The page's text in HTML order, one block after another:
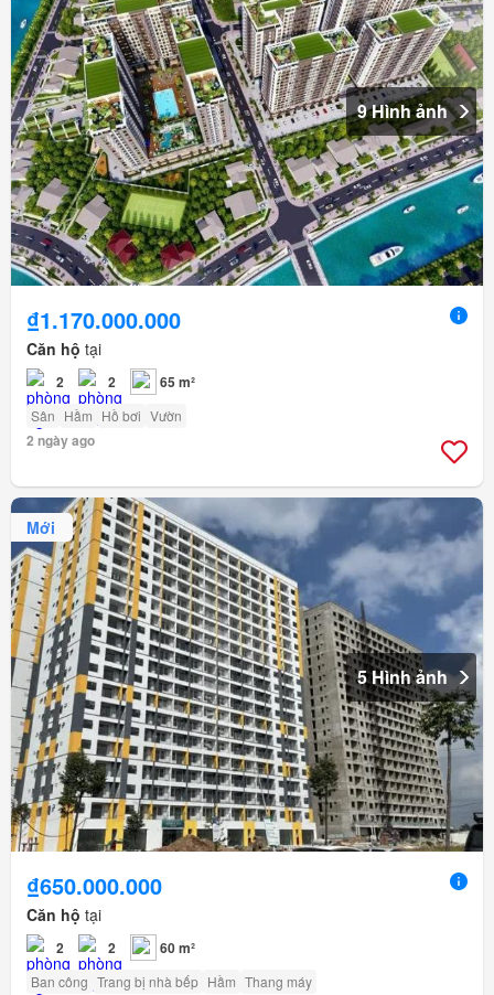
9 Hình ảnh
₫1.170.000.000
Căn hộ tại
2 2 65 m²
Sân Hầm Hồ bơi Vườn
2 ngày ago
Mới
5 Hình ảnh
₫650.000.000
Căn hộ tại
2 2 60 m²
Ban công Trang bị nhà bếp Hầm Thang máy